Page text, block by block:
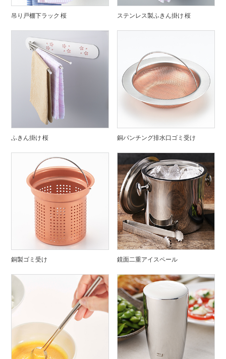
吊り戸棚下ラック 桜 ステンレス製ふきん掛け 桜
ふきん掛け 桜 銅パンチング排水口ゴミ受け
銅製ゴミ受け 鏡面二重アイスペール